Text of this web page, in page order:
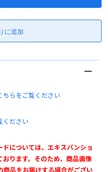
ちらをご覧ください
ください
については、エキスパンショ
ります。そのため、商品画像
商品をお届けする場合がござい